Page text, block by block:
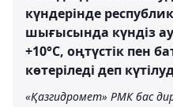
күндерінде
шығысында күндіз
+10°С, оңтүстік пен
көтеріледі деп
«Қазгидромет» РМК бас